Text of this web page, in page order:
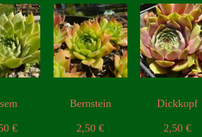
€
Bernstein
2,50€
Dickkopf
2,50€